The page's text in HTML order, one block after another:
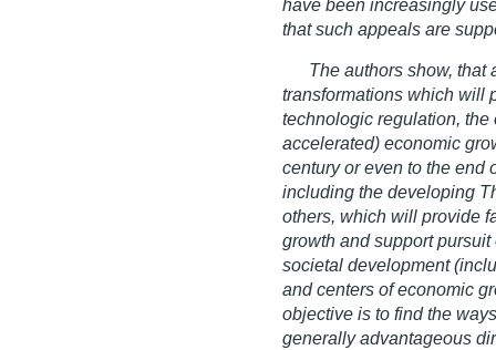
have been increasingly
that such appeals are
The authors show, that
transformations which will
technologic regulation,
accelerated) economic
century or even to the end
including the developing
others, which will provide
growth and support
societal development
and centers of economic
objective is to find the
generally advantageous